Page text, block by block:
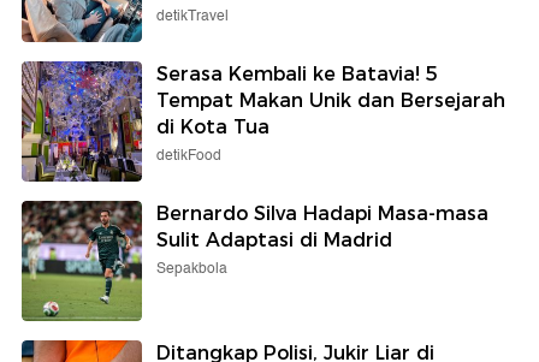
detikTravel
Serasa Kembali ke Batavia! 5
Tempat Makan Unik dan Bersejarah
di Kota Tua
detikFood
Bernardo Silva Hadapi Masa-masa
Sulit Adaptasi di Madrid
Sepakbola
Ditangkap Polisi, Jukir Liar di